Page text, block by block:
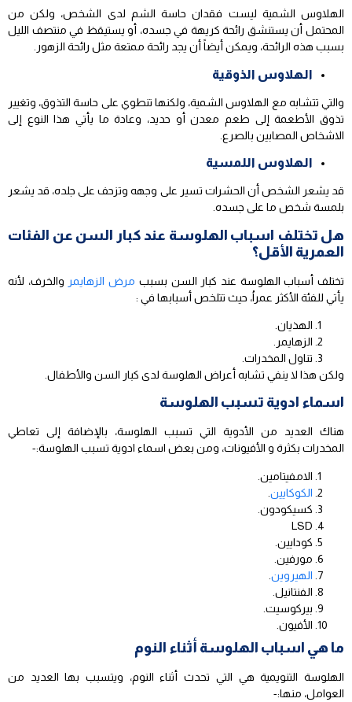
الهلاوس الشمية ليست فقدان حاسة الشم لدى الشخص، ولكن من
المحتمل أن يستنشق رائحة كريهة في جسده، أو يستيقظ في منتصف الليل
بسبب هذه الرائحة، ويمكن أيضاً أن يجد رائحة ممتعة مثل رائحة الزهور.
الهلاوس الذوقية
والتي تتشابه مع الهلاوس الشمية، ولكنها تنطوي على حاسة التذوق، وتغيير
تذوق الأطعمة إلى طعم معدن أو حديد، وعادة ما يأتي هذا النوع إلى
الاشخاص المصابين بالصرع.
الهلاوس اللمسية
قد يشعر الشخص أن الحشرات تسير على وجهه وتزحف على جلده، قد يشعر
بلمسة شخص ما على جسده.
هل تختلف اسباب الهلوسة عند كبار السن عن الفئات
العمرية الأقل؟
تختلف أسباب الهلوسة عند كبار السن بسبب مرض الزهايمر والخرف، لأنه
يأتي للفئة الأكثر عمراُ، حيث تتلخص أسبابها في :
الهذيان.
الزهايمر.
تناول المخدرات.
ولكن هذا لا ينفي تشابه أعراض الهلوسة لدى كبار السن والأطفال.
اسماء ادوية تسبب الهلوسة
هناك العديد من الأدوية التي تسبب الهلوسة، بالإضافة إلى تعاطي
المخدرات بكثرة و الأفيونات، ومن بعض اسماء ادوية تسبب الهلوسة:-
الامفيتامين.
الكوكايين
كسيكودون.
LSD
كودايين.
مورفين.
الهيروين
الفنتانيل.
بيركوسيت.
الأفيون.
ما هي اسباب الهلوسة أثناء النوم
الهلوسة التنويمية هي التي تحدث أثناء النوم، ويتسبب بها العديد من
العوامل، منها:-